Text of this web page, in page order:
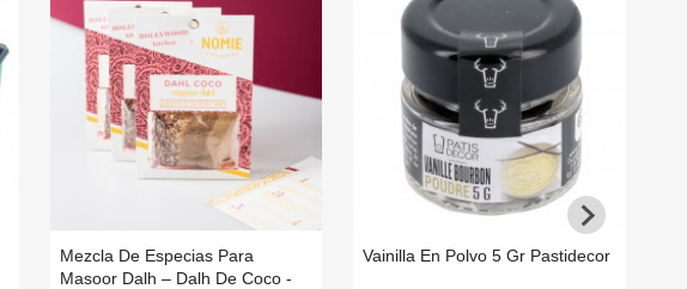
Mezcla De Especias Para
Masoor Dalh – Dalh De Coco -
Vainilla En Polvo 5 Gr Pastidecor